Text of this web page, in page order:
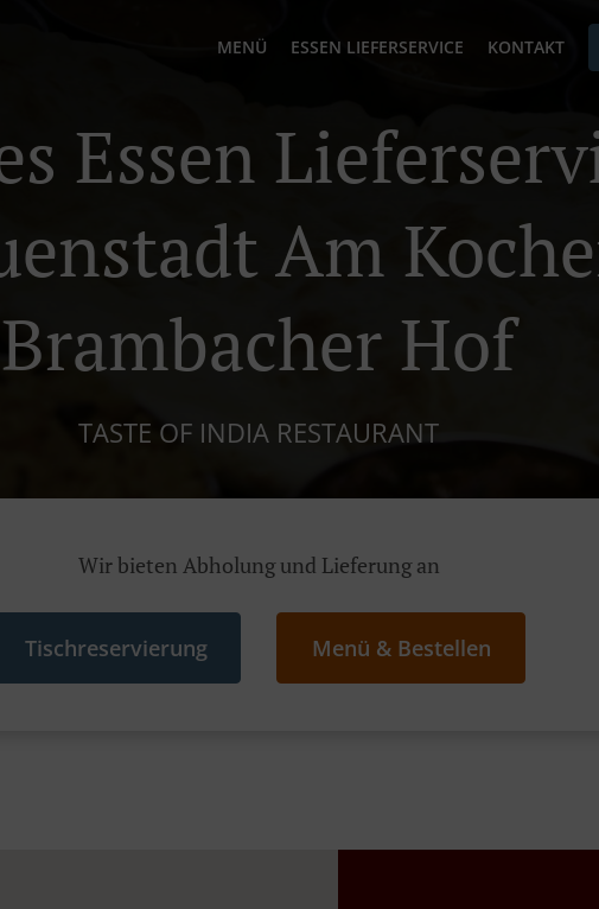
MENÜ ESSEN LIEFERSERVICE KONTAKT
Essen
Am
Brambacher Hof
TASTE OF INDIA RESTAURANT
Wir bieten Abholung und Lieferung an
Tischreservierung Menü & Bestellen